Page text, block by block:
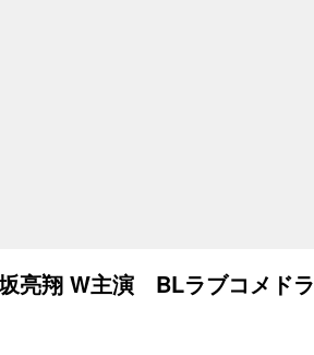
亮翔 W主演 BLラブコメドラ